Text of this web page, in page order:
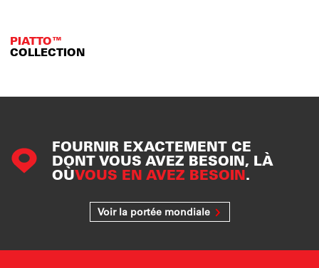
PIATTO™
COLLECTION
FOURNIR EXACTEMENT CE
DONT VOUS AVEZ BESOIN, LÀ
OÙVOUS EN AVEZ BESOIN.
Voir la portée mondiale